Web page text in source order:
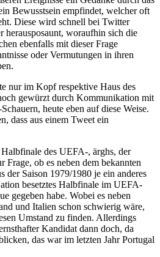
Bewusstsein empfindet, welcher oft
Diese wird schnell bei Twitter
herausposaunt, woraufhin sich die
ebenfalls mit dieser Frage
oder Vermutungen in ihren
nur im Kopf respektive Haus des
gewürzt durch Kommunikation mit
heute eben auf diese Weise.
dass aus einem Tweet ein
des UEFA-, ärghs, der
Frage, ob es neben dem bekannten
der Saison 1979/1980 je ein anderes
besetztes Halbfinale im UEFA-
gegeben habe. Wobei es neben
und Italien schon schwierig wäre,
Umstand zu finden. Allerdings
Kandidat dann doch, da
das war im letzten Jahr Portugal